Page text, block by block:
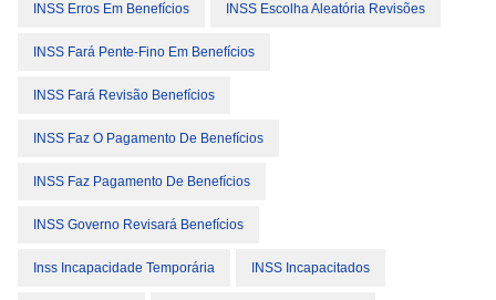
INSS Erros Em Benefícios INSS Escolha Aleatória Revisões
INSS Fará Pente-Fino Em Benefícios
INSS Fará Revisão Benefícios
INSS Faz O Pagamento De Benefícios
INSS Faz Pagamento De Benefícios
INSS Governo Revisará Benefícios
Inss Incapacidade Temporária INSS Incapacitados